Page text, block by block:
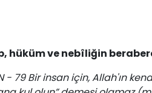
hüküm ve nebîliğin
- 79 Bir insan için, Allah'ın